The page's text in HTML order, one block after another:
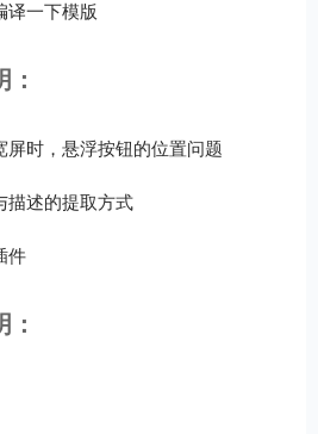
译一下模版
屏时，悬浮按钮的位置问题
描述的提取方式
件